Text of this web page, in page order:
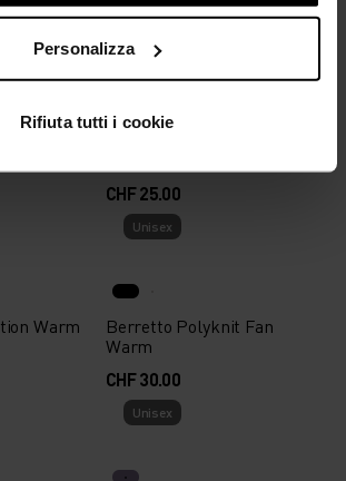
Personalizza
Rifiuta tutti i cookie
fondo
Unisex
Scaldacollo da sci di fondo
CHF 25.00
Warm
Unisex
Berretto Polyknit Fan
Warm
CHF 30.00
Unisex